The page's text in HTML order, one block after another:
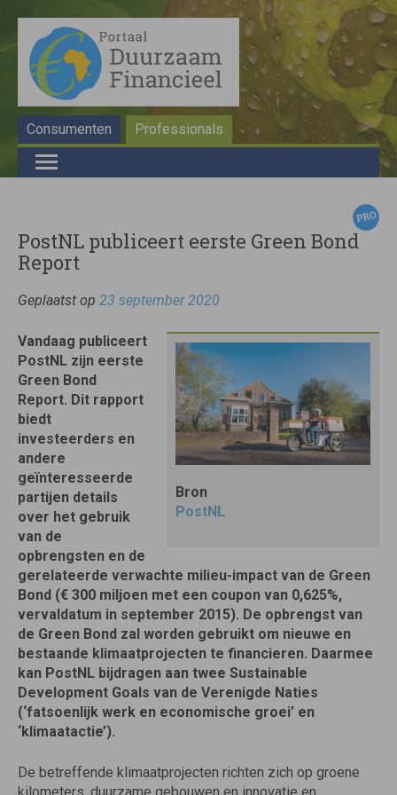
Consumenten Professionals
PostNL publiceert eerste Green Bond
Report
Geplaatst op 23 september 2020
Bron
PostNL
Vandaag publiceert
PostNL zijn eerste
Green Bond
Report. Dit rapport
biedt
investeerders en
andere
geïnteresseerde
partijen details
over het gebruik
van de
opbrengsten en de
gerelateerde verwachte milieu-impact van de Green
Bond (€ 300 miljoen met een coupon van 0,625%,
vervaldatum in september 2015). De opbrengst van
de Green Bond zal worden gebruikt om nieuwe en
bestaande klimaatprojecten te financieren. Daarmee
kan PostNL bijdragen aan twee Sustainable
Development Goals van de Verenigde Naties
(‘fatsoenlijk werk en economische groei’ en
‘klimaatactie’).
De betreffende klimaatprojecten richten zich op groene